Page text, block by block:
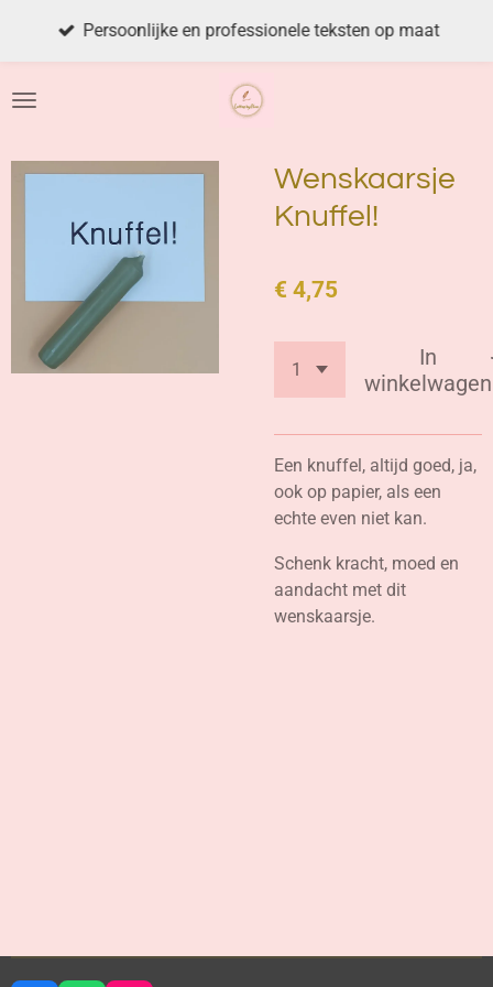
de
Persoonlijke en professionele teksten op maat
Wenskaarsje
Knuffel!
€ 4,75
In
winkelwagen
Een knuffel, altijd goed, ja,
ook op papier, als een
echte even niet kan.
Schenk kracht, moed en
aandacht met dit
wenskaarsje.